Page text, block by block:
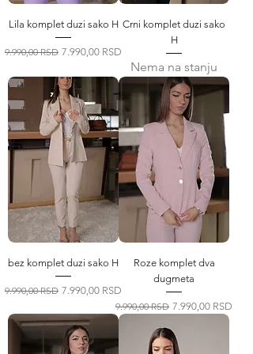
Lila komplet duzi sako H
Regular Price
9.990,00 RSD Sale Price
7.990,00 RSD
Crni komplet duzi sako
H
Nema na stanju
bez komplet duzi sako H
Regular Price
9.990,00 RSD Sale Price
7.990,00 RSD
Roze komplet dva
dugmeta
Regular Price
9.990,00 RSD Sale Price
7.990,00 RSD